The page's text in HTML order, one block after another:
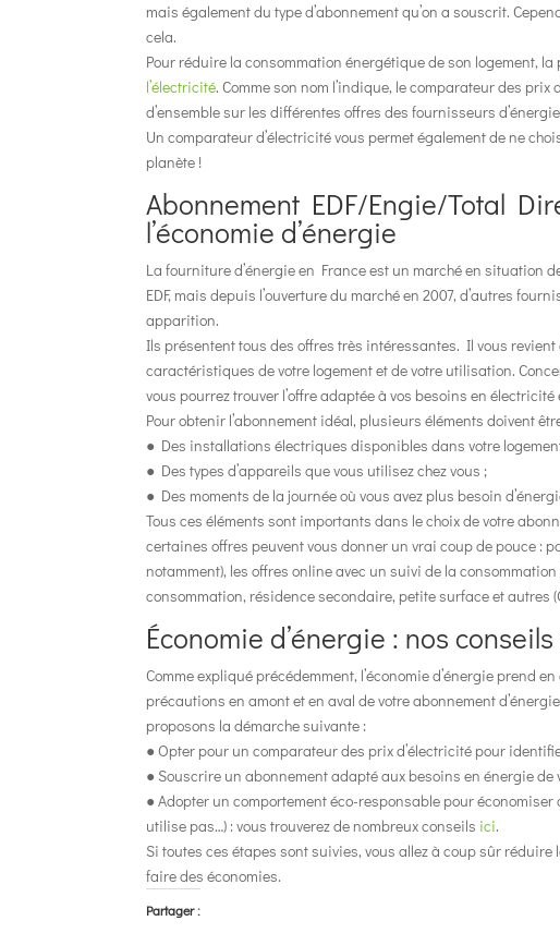
mais également du type d’abonnement qu’on a souscrit.
cela.
Pour réduire la consommation énergétique de son logement,
l’électricité. Comme son nom l’indique, le comparateur des
d’ensemble sur les différentes offres des fournisseurs
Un comparateur d’électricité vous permet également de ne
planète !
Abonnement EDF/Engie/Total
l’économie d’énergie
La fourniture d’énergie en France est un marché en situation
EDF, mais depuis l’ouverture du marché en 2007, d’autres
apparition.
Ils présentent tous des offres très intéressantes. Il vous
caractéristiques de votre logement et de votre utilisation.
vous pourrez trouver l’offre adaptée à vos besoins en
Pour obtenir l’abonnement idéal, plusieurs éléments doivent
● Des installations électriques disponibles dans votre
● Des types d’appareils que vous utilisez chez vous ;
● Des moments de la journée où vous avez plus besoin
Tous ces éléments sont importants dans le choix de votre
certaines offres peuvent vous donner un vrai coup de pouce :
notamment), les offres online avec un suivi de la
consommation, résidence secondaire, petite surface et autres
Économie d’énergie : nos
Comme expliqué précédemment, l’économie d’énergie prend
précautions en amont et en aval de votre abonnement
proposons la démarche suivante :
● Opter pour un comparateur des prix d’électricité pour
● Souscrire un abonnement adapté aux besoins en énergie de
● Adopter un comportement éco-responsable pour
utilise pas…) : vous trouverez de nombreux conseils ici.
Si toutes ces étapes sont suivies, vous allez à coup sûr
faire des économies.
Partager :